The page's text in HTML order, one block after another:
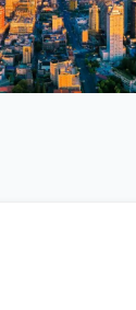
上来夜校学